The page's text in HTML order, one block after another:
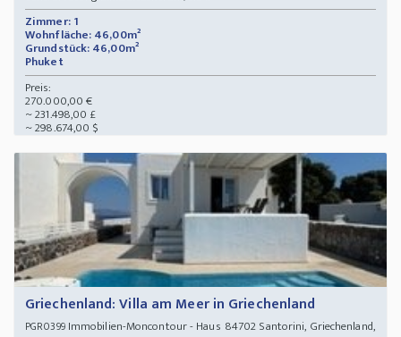
Zimmer: 1
Wohnfläche: 46,00m²
Grundstück: 46,00m²
Phuket
Preis:
270.000,00 €
~ 231.498,00 £
~ 298.674,00 $
Griechenland: Villa am Meer in Griechenland
PGR0399Immobilien-Moncontour - Haus 84702 Santorini, Griechenland,